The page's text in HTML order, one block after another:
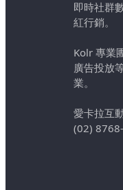
即時社群
紅行銷。
Kolr 專業
廣告投放
業。
愛卡拉互
(02)